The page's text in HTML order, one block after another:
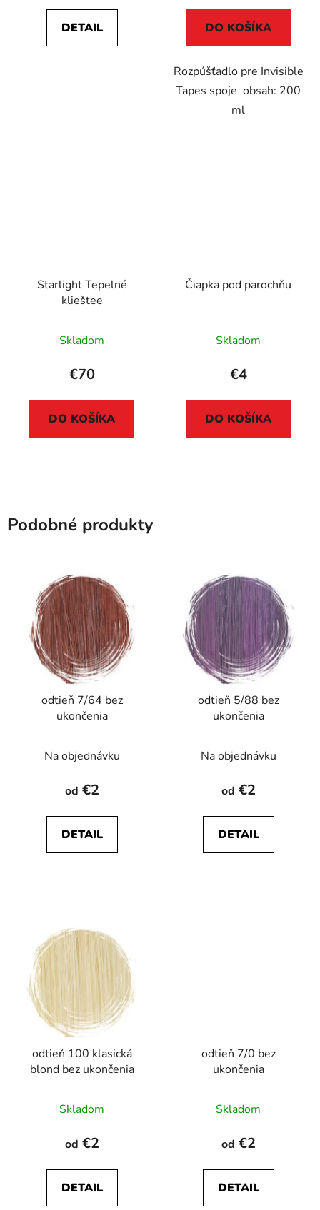
DETAIL DO KOŠÍKA
Rozpúšťadlo pre Invisible
Tapes spoje obsah: 200
ml
Starlight Tepelné
klieštee
Skladom
€70
DO KOŠÍKA
Čiapka pod parochňu
Skladom
€4
DO KOŠÍKA
Podobné produkty
odtieň 7/64 bez
ukončenia
Na objednávku
od €2
DETAIL
odtieň 5/88 bez
ukončenia
Na objednávku
od €2
DETAIL
odtieň 100 klasická
blond bez ukončenia
Skladom
od €2
DETAIL
odtieň 7/0 bez
ukončenia
Skladom
od €2
DETAIL